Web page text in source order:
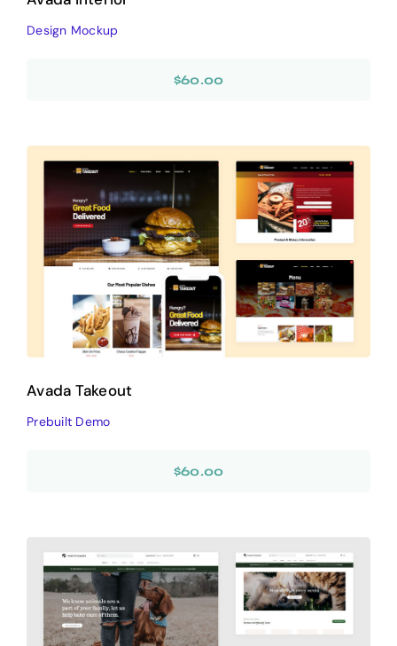
Design Mockup
$60.00
Avada Takeout
Prebuilt Demo
Avada Takeout
Prebuilt Demo
$60.00
Avada Pet Supplies